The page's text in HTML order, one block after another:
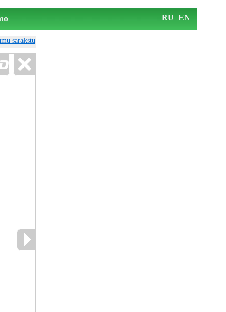
RU EN
sarakstu